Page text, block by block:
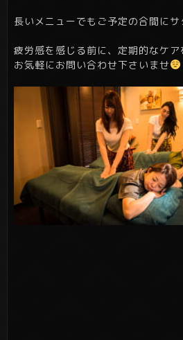
長いメニューでもご予定の合間に
疲労感を感じる前に、定期的なケア
お気軽にお問い合わせ下さいませ